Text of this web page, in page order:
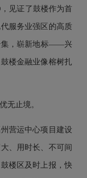
见证了鼓楼作为首
服务业强区的高质
集，崭新地标——兴
楼金融业像榕树扎
无止境。
营运中心项目建设
、用时长、不可间
楼区及时上报，快